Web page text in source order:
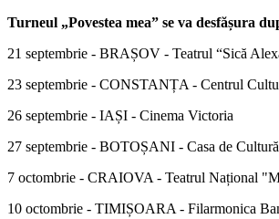
Turneul „Povestea mea” se va desfășura
21 septembrie - BRAȘOV - Teatrul “Sică
23 septembrie - CONSTANȚA - Centrul
26 septembrie - IAȘI - Cinema Victoria
27 septembrie - BOTOȘANI - Casa de
7 octombrie - CRAIOVA - Teatrul Național
10 octombrie - TIMIȘOARA - Filarmonica